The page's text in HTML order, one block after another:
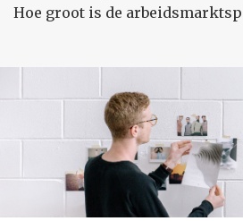
Hoe groot is de